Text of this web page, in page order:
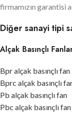
firmamızın garantisi
Diğer sanayi tipi
Alçak Basınçlı
Bpr alçak basınçlı fan
Bprc alçak basınçlı
Pb alçak basınçlı fan
Pbc alçak basınçlı fan